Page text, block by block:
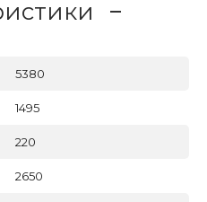
5380
1495
220
2650